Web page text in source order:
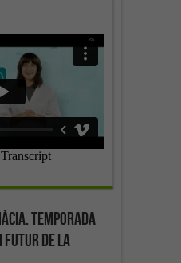
Temporada
futur de la